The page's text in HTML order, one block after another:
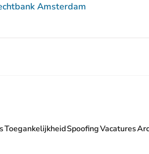
Amsterdam
U verlaat Rechtspraak.nl
- U verlaat Rechtspraak.nl
- U verlaat Rechtspraak.nl
- U verlaat Rechtspraak.nl
LinkedIn - U verlaat Rechtspraak.nl
de hoogte' nieuwsbrief - U verlaat
ToegankelijkheidSpoofingVacatures
- U verlaat